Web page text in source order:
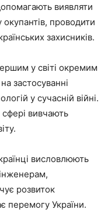
виявляти
окупантів, проводити
захисників.
у світі окремим
застосуванні
у сучасній війні.
сфері вивчають
висловлюють
розвиток
перемогу України.